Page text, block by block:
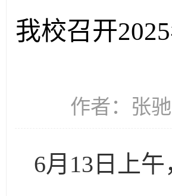
我校召开
作者：张
6月13日上